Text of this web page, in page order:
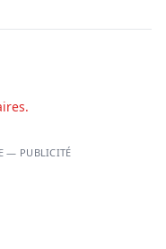
— PUBLICITÉ